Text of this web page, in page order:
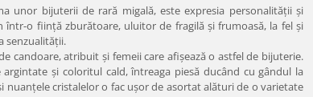
unor bijuterii de rară migală, este expresia personalităţii şi
o fiinţă zburătoare, uluitor de fragilă şi frumoasă, la fel şi
senzualităţii.
candoare, atribuit şi femeii care afişează o astfel de bijuterie.
şi coloritul cald, întreaga piesă ducând cu gândul la
cristalelor o fac uşor de asortat alături de o varietate